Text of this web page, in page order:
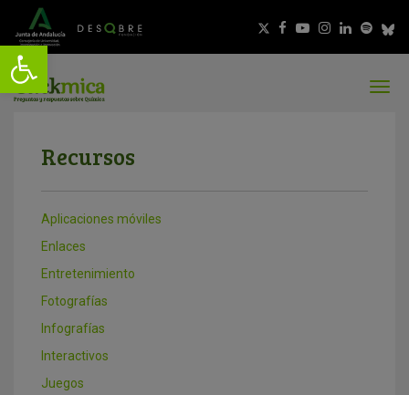
Recursos
Aplicaciones móviles
Enlaces
Entretenimiento
Fotografías
Infografías
Interactivos
Juegos